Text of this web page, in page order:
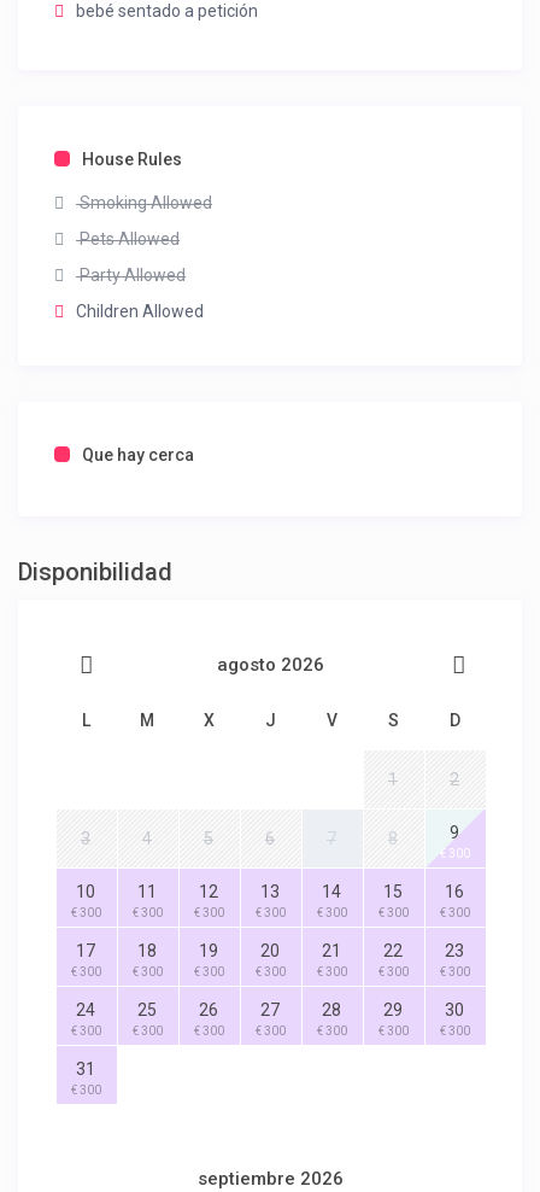
bebé sentado a petición
House Rules
Smoking Allowed
Pets Allowed
Party Allowed
Children Allowed
Que hay cerca
Disponibilidad
agosto 2026
L M X J V S D
1 2
3 4 5 6 7 8 9
€ 300
10
€ 300
11
€ 300
12
€ 300
13
€ 300
14
€ 300
15
€ 300
16
€ 300
17
€ 300
18
€ 300
19
€ 300
20
€ 300
21
€ 300
22
€ 300
23
€ 300
24
€ 300
25
€ 300
26
€ 300
27
€ 300
28
€ 300
29
€ 300
30
€ 300
31
€ 300
septiembre 2026